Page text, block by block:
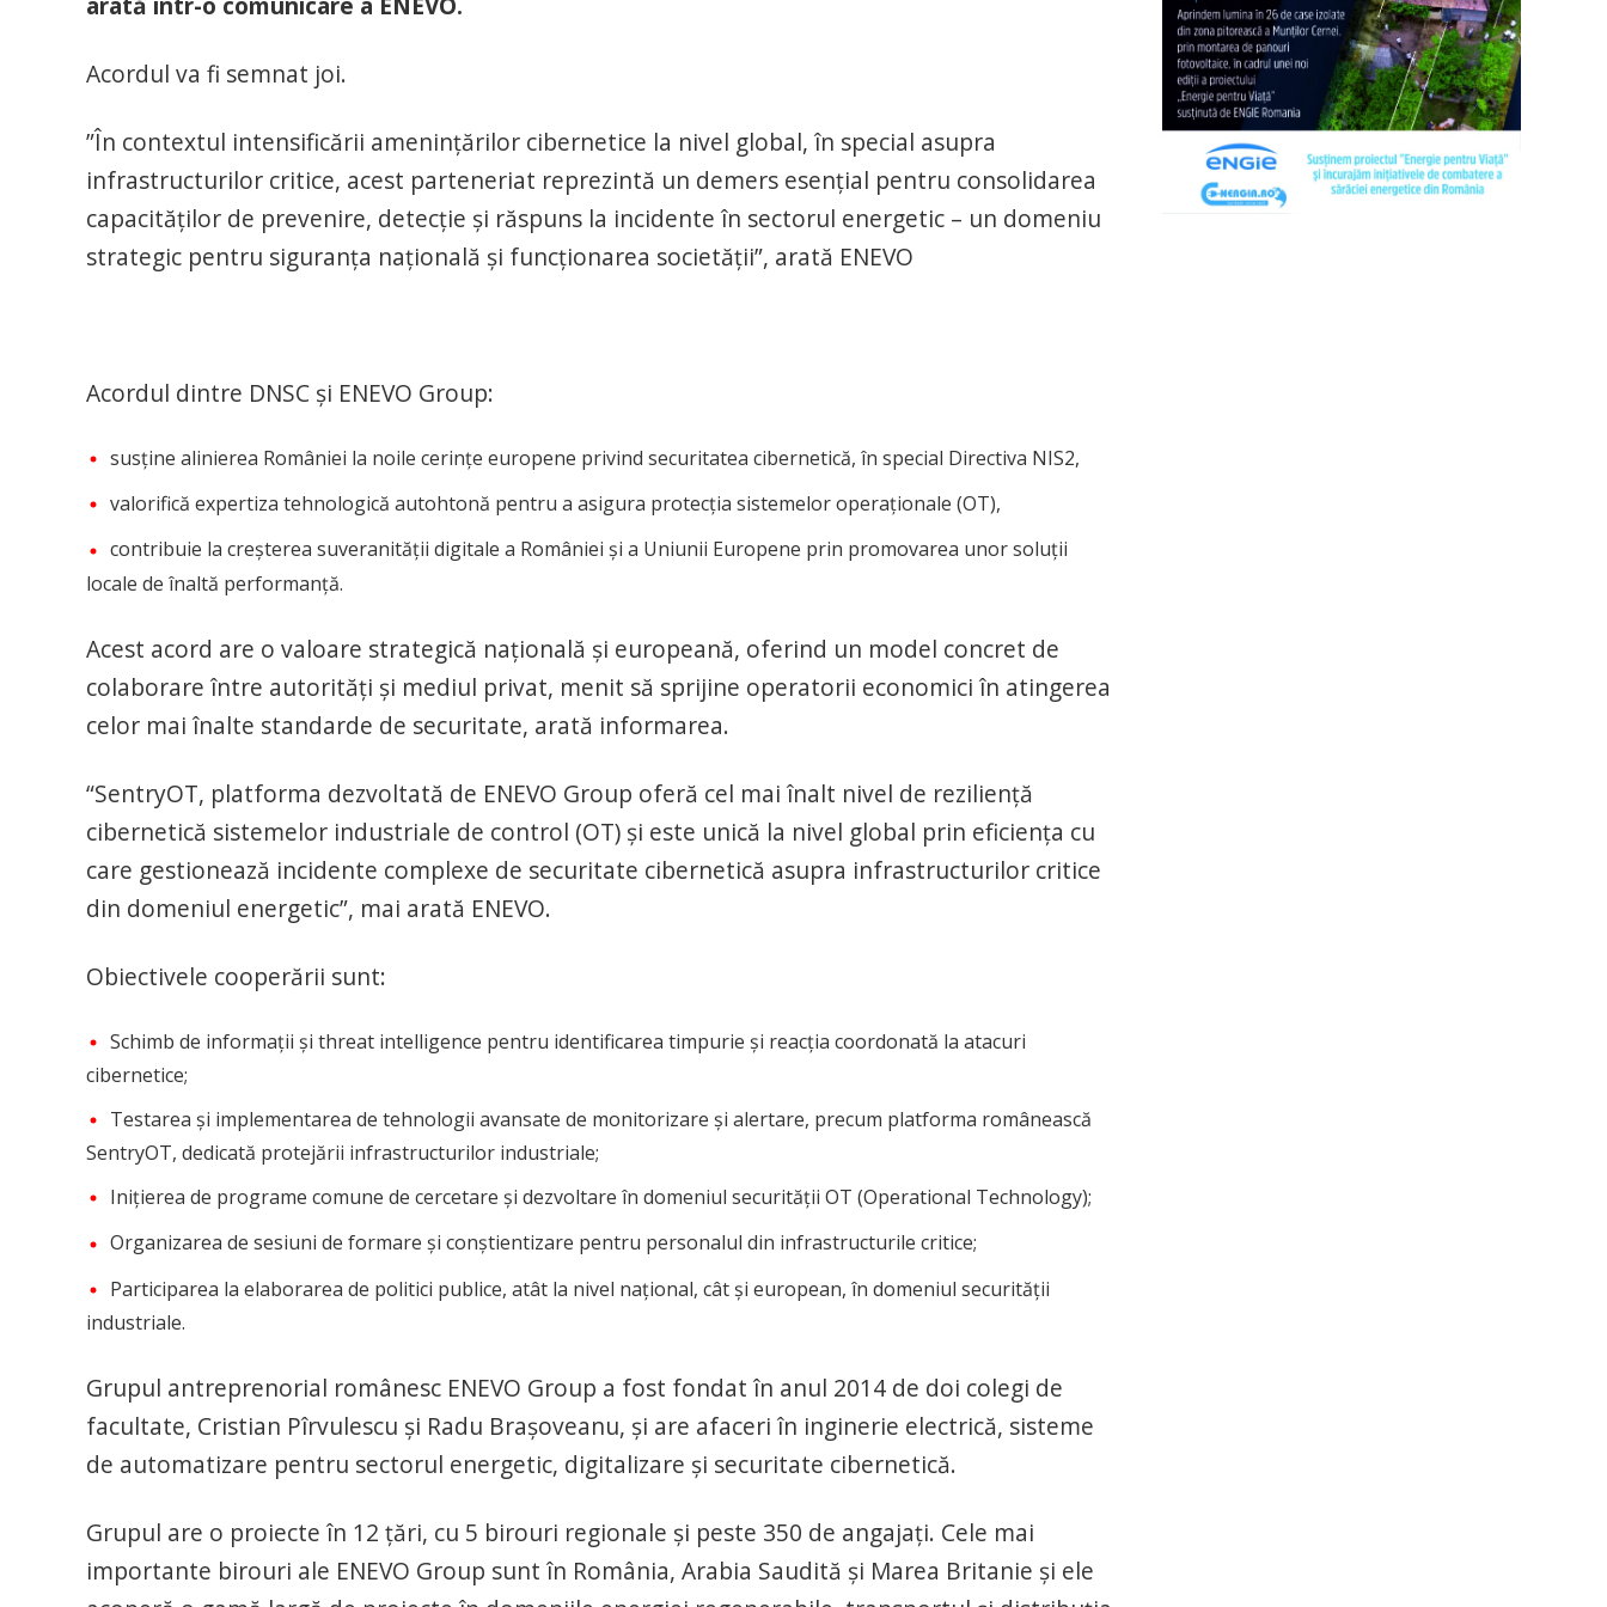
Acordul va fi semnat joi.
”În contextul intensificării amenințărilor cibernetice la nivel global, în special asupra
infrastructurilor critice, acest parteneriat reprezintă un demers esențial pentru consolidarea
capacităților de prevenire, detecție și răspuns la incidente în sectorul energetic – un domeniu
strategic pentru siguranța națională și funcționarea societății”, arată ENEVO
Acordul dintre DNSC și ENEVO Group:
susține alinierea României la noile cerințe europene privind securitatea cibernetică, în special Directiva NIS2,
valorifică expertiza tehnologică autohtonă pentru a asigura protecția sistemelor operaționale (OT),
contribuie la creșterea suveranității digitale a României și a Uniunii Europene prin promovarea unor soluții
locale de înaltă performanță.
Acest acord are o valoare strategică națională și europeană, oferind un model concret de
colaborare între autorități și mediul privat, menit să sprijine operatorii economici în atingerea
celor mai înalte standarde de securitate, arată informarea.
“SentryOT, platforma dezvoltată de ENEVO Group oferă cel mai înalt nivel de reziliență
cibernetică sistemelor industriale de control (OT) și este unică la nivel global prin eficiența cu
care gestionează incidente complexe de securitate cibernetică asupra infrastructurilor critice
din domeniul energetic”, mai arată ENEVO.
Obiectivele cooperării sunt:
Schimb de informații și threat intelligence pentru identificarea timpurie și reacția coordonată la atacuri
cibernetice;
Testarea și implementarea de tehnologii avansate de monitorizare și alertare, precum platforma românească
SentryOT, dedicată protejării infrastructurilor industriale;
Inițierea de programe comune de cercetare și dezvoltare în domeniul securității OT (Operational Technology);
Organizarea de sesiuni de formare și conștientizare pentru personalul din infrastructurile critice;
Participarea la elaborarea de politici publice, atât la nivel național, cât și european, în domeniul securității
industriale.
Grupul antreprenorial românesc ENEVO Group a fost fondat în anul 2014 de doi colegi de
facultate, Cristian Pîrvulescu şi Radu Braşoveanu, și are afaceri în inginerie electrică, sisteme
de automatizare pentru sectorul energetic, digitalizare şi securitate cibernetică.
Grupul are o proiecte în 12 ţări, cu 5 birouri regionale şi peste 350 de angajaţi. Cele mai
importante birouri ale ENEVO Group sunt în România, Arabia Saudită şi Marea Britanie și ele